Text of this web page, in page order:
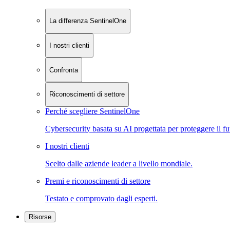
La differenza SentinelOne
I nostri clienti
Confronta
Riconoscimenti di settore
Perché scegliere SentinelOne
Cybersecurity basata su AI progettata per proteggere il
I nostri clienti
Scelto dalle aziende leader a livello mondiale.
Premi e riconoscimenti di settore
Testato e comprovato dagli esperti.
Risorse